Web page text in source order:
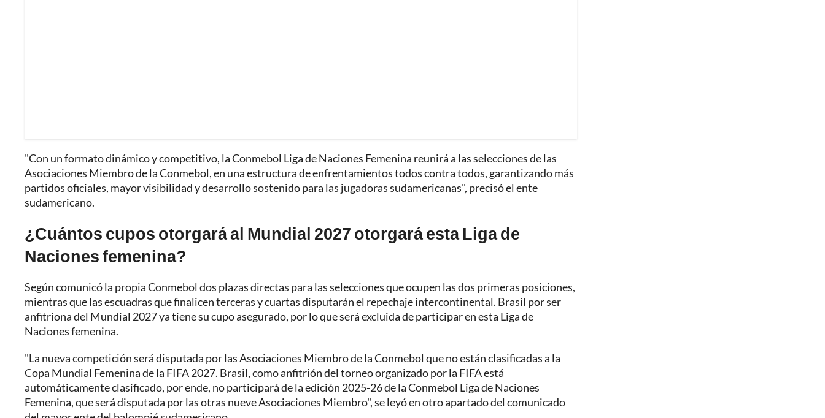
"Con un formato dinámico y competitivo, la Conmebol Liga de Naciones Femenina reunirá a las selecciones de las
Asociaciones Miembro de la Conmebol, en una estructura de enfrentamientos todos contra todos, garantizando más
partidos oficiales, mayor visibilidad y desarrollo sostenido para las jugadoras sudamericanas", precisó el ente
sudamericano.
¿Cuántos cupos otorgará al Mundial 2027 otorgará esta Liga de
Naciones femenina?
Según comunicó la propia Conmebol dos plazas directas para las selecciones que ocupen las dos primeras posiciones,
mientras que las escuadras que finalicen terceras y cuartas disputarán el repechaje intercontinental. Brasil por ser
anfitriona del Mundial 2027 ya tiene su cupo asegurado, por lo que será excluida de participar en esta Liga de
Naciones femenina.
"La nueva competición será disputada por las Asociaciones Miembro de la Conmebol que no están clasificadas a la
Copa Mundial Femenina de la FIFA 2027. Brasil, como anfitrión del torneo organizado por la FIFA está
automáticamente clasificado, por ende, no participará de la edición 2025-26 de la Conmebol Liga de Naciones
Femenina, que será disputada por las otras nueve Asociaciones Miembro", se leyó en otro apartado del comunicado